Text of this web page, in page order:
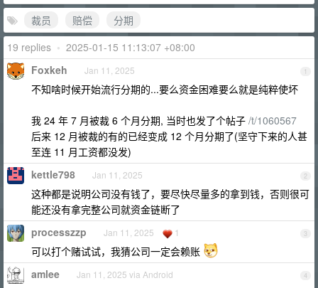
裁员
赔偿
分期
19 replies • 2025-01-15 11:13:07 +08:00
1
Foxkeh Jan 11, 2025
不知啥时候开始流行分期的...要么资金困难要么就是纯粹使坏
我 24 年 7 月被裁 6 个月分期, 当时也发了个帖子 /t/1060567
后来 12 月被裁的有的已经变成 12 个月分期了(坚守下来的人甚
至连 11 月工资都没发)
2
kettle798 Jan 11, 2025
这种都是说明公司没有钱了，要尽快尽量多的拿到钱，否则很可
能还没有拿完整公司就资金链断了
3
processzzp Jan 11, 2025 1
可以打个赌试试，我猜公司一定会赖账
4
amlee Jan 11, 2025 via Android